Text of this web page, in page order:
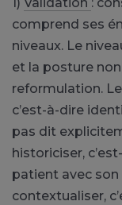
1) Validation :
comprend ses
niveaux. Le
et la posture
reformulation.
c’est-à-dire
pas dit
historiciser,
patient avec son
contextualiser,